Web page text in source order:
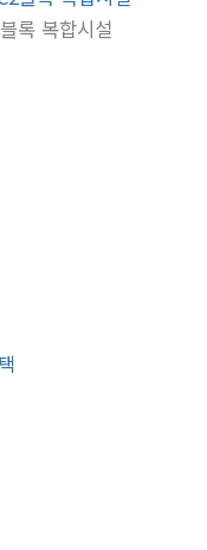
록 복합시설